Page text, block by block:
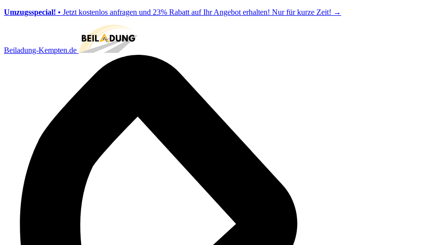
Umzugsspecial! • Jetzt kostenlos anfragen und 23% Rabatt auf Ihr Angebot erhalten! Nur für kurze Zeit! →
Beiladung-Kempten.de